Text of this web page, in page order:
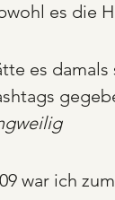
es die
es
war ich